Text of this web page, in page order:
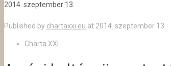
2014. szeptember 13.
Published by chartaxxi.eu at 2014. szeptember 13.
Charta XXI